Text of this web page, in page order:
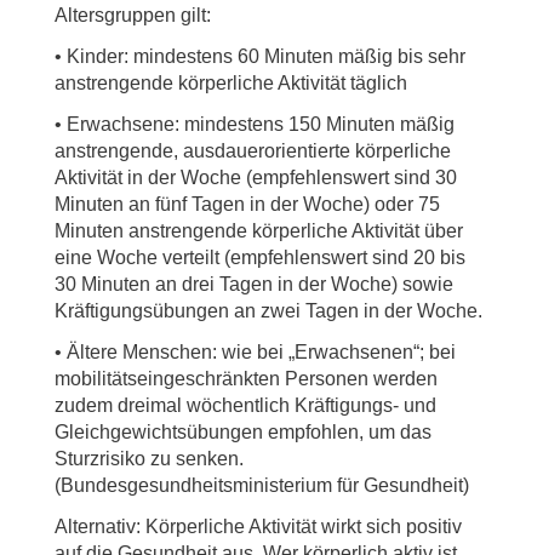
Altersgruppen gilt:
• Kinder: mindestens 60 Minuten mäßig bis sehr
anstrengende körperliche Aktivität täglich
• Erwachsene: mindestens 150 Minuten mäßig
anstrengende, ausdauerorientierte körperliche
Aktivität in der Woche (empfehlenswert sind 30
Minuten an fünf Tagen in der Woche) oder 75
Minuten anstrengende körperliche Aktivität über
eine Woche verteilt (empfehlenswert sind 20 bis
30 Minuten an drei Tagen in der Woche) sowie
Kräftigungsübungen an zwei Tagen in der Woche.
• Ältere Menschen: wie bei „Erwachsenen“; bei
mobilitätseingeschränkten Personen werden
zudem dreimal wöchentlich Kräftigungs- und
Gleichgewichtsübungen empfohlen, um das
Sturzrisiko zu senken.
(Bundesgesundheitsministerium für Gesundheit)
Alternativ: Körperliche Aktivität wirkt sich positiv